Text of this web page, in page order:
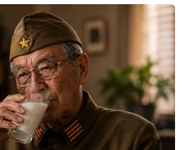
# 51-69 La Castellana
Colombia.
@las2orillas.co
comercial@las2orillas.co
juridico@las2orillas.co